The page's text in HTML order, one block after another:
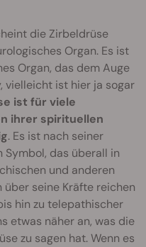
die Zirbeldrüse
Organ. Es ist
Organ, das dem Auge
vielleicht ist hier ja sogar
ist für viele
ihrer spirituellen
. Es ist nach seiner
Symbol, das überall in
und anderen
seine Kräfte reichen
hin zu telepathischer
etwas näher an, was die
zu sagen hat. Wenn es